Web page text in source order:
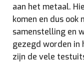
aan het metaal.
komen en dus ook
samenstelling en
gezegd worden in
zijn de vele